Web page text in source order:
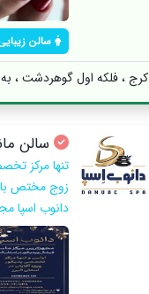
سالن
کرج ، فلکه اول گوهردشت ،
سالن
تنها مرکز
زوج مختص
دانوب اسپا